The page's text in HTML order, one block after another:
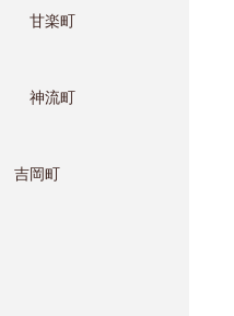
甘楽町
神流町
吉岡町